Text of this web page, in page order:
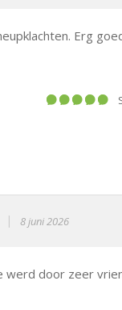
Erg
| 8 juni 2026
werd door zeer